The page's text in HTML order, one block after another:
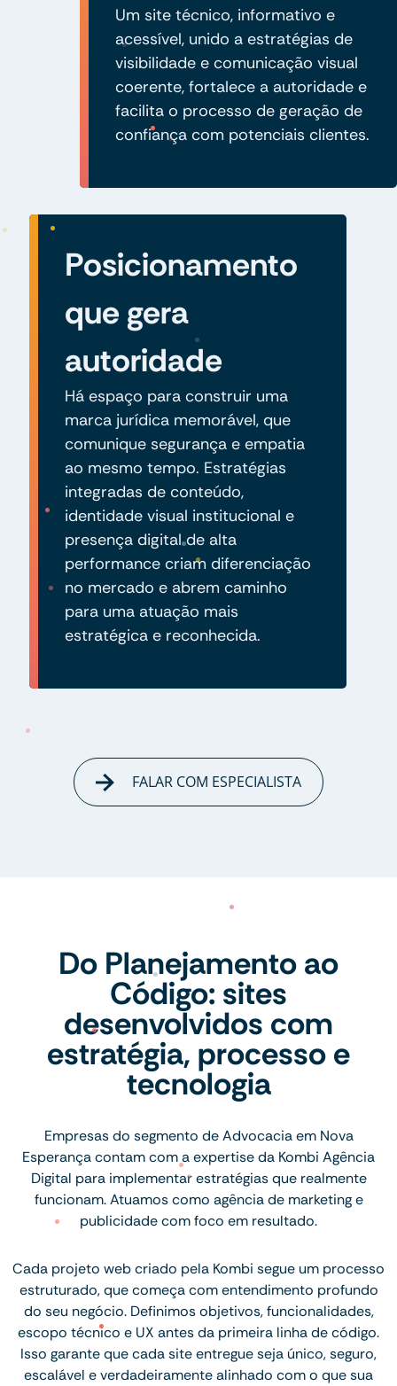
Um site técnico, informativo e
acessível, unido a estratégias de
visibilidade e comunicação visual
coerente, fortalece a autoridade e
facilita o processo de geração de
confiança com potenciais clientes.
Posicionamento
que gera
autoridade
Há espaço para construir uma
marca jurídica memorável, que
comunique segurança e empatia
ao mesmo tempo. Estratégias
integradas de conteúdo,
identidade visual institucional e
presença digital de alta
performance criam diferenciação
no mercado e abrem caminho
para uma atuação mais
estratégica e reconhecida.
FALAR COM ESPECIALISTA
Do Planejamento ao
Código: sites
desenvolvidos com
estratégia, processo e
tecnologia
Empresas do segmento de Advocacia em Nova
Esperança contam com a expertise da Kombi Agência
Digital para implementar estratégias que realmente
funcionam. Atuamos como agência de marketing e
publicidade com foco em resultado.
Cada projeto web criado pela Kombi segue um processo
estruturado, que começa com entendimento profundo
do seu negócio. Definimos objetivos, funcionalidades,
escopo técnico e UX antes da primeira linha de código.
Isso garante que cada site entregue seja único, seguro,
escalável e verdadeiramente alinhado com o que sua